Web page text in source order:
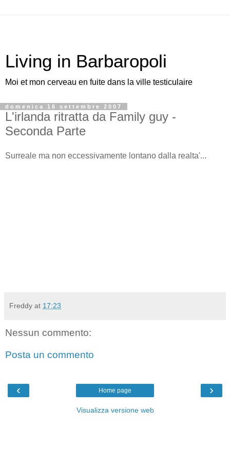
Living in Barbaropoli
Moi et mon cerveau en fuite dans la ville testiculaire
domenica 16 settembre 2007
L'irlanda ritratta da Family guy -
Seconda Parte
Surreale ma non eccessivamente lontano dalla realta'...
Freddy at 17:23
Nessun commento:
Posta un commento
‹ ›
Home page
Visualizza versione web